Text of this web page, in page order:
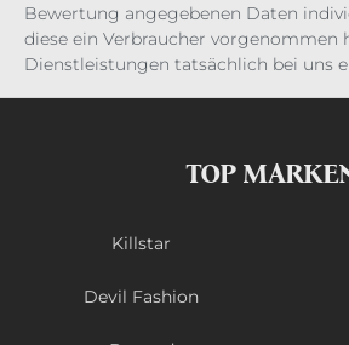
Bewertung angegebenen Daten
diese ein Verbraucher vorgenommen
Dienstleistungen tatsächlich bei uns
TOP
Killstar
Devil Fashion